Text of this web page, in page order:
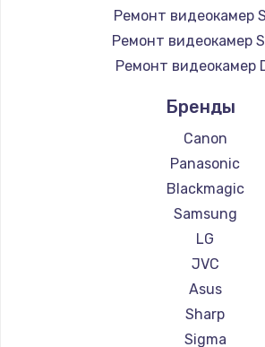
Замена микросхемы
Заказать
Замена нижнего
Заказать
Ремонт видеокамер
Ремонт видеокамер
Ремонт видеокамер
Бренды
Canon
Panasonic
Blackmagic
Samsung
LG
JVC
Asus
Sharp
Sigma